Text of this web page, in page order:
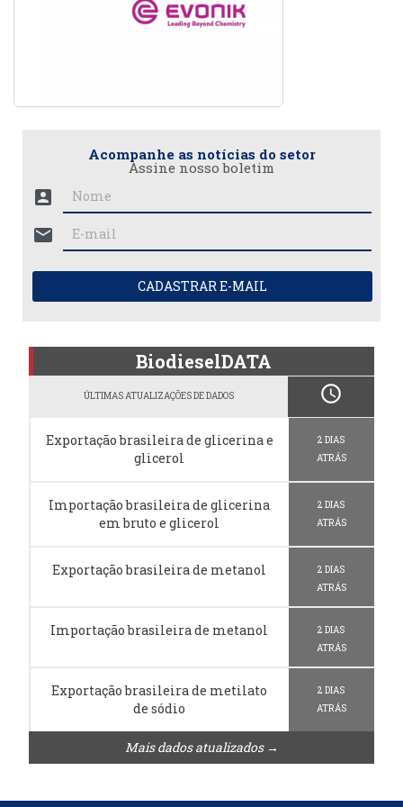
Acompanhe as notícias do setor
Assine nosso boletim
account_box
mail
CADASTRAR E-MAIL
BiodieselDATA
ÚLTIMAS ATUALIZAÇÕES DE DADOS schedule
Exportação brasileira de glicerina e
glicerol
2 DIAS
ATRÁS
Importação brasileira de glicerina
em bruto e glicerol
2 DIAS
ATRÁS
Exportação brasileira de metanol
2 DIAS
ATRÁS
Importação brasileira de metanol
2 DIAS
ATRÁS
Exportação brasileira de metilato
de sódio
2 DIAS
ATRÁS
Mais dados atualizados →